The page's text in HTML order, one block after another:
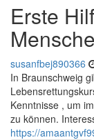
Erste
susanfbej890366
In Braunschweig
Kenntnisse , um
zu können.
https://